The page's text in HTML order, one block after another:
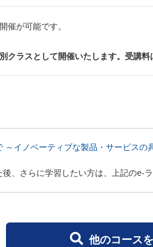
催が可能です。
クラスとして開催いたします。受講料
イノベーティブな製品・サービスの
、さらに学習したい方は、上記のe-
他のコース